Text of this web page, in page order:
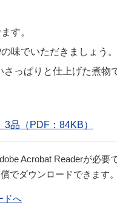
す。
味でいただきましょう。
さっぱりと仕上げた煮
（PDF：84KB）
Acrobat Readerが必要で
でダウンロードできます。
ドへ